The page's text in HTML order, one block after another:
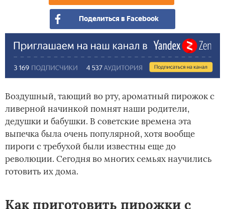
Поделиться в Facebook
Воздушный, тающий во рту, ароматный пирожок с
ливерной начинкой помнят наши родители,
дедушки и бабушки. В советские времена эта
выпечка была очень популярной, хотя вообще
пироги с требухой были известны еще до
революции. Сегодня во многих семьях научились
готовить их дома.
Как приготовить пирожки с